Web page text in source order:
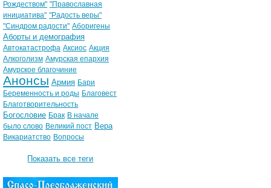
Рождеством" "Православная
инициатива" "Радость веры"
"Синдром радости" Аборигены
Аборты и демография
Автокатастрофа Аксиос Акция
Алкоголизм Амурская епархия
Амурское благочиние
Анонсы Армия Бари
Беременность и роды Благовест
Благотворительность
Богословие Брак В начале
было слово Великий пост Вера
Викариатство Вопросы
Показать все теги